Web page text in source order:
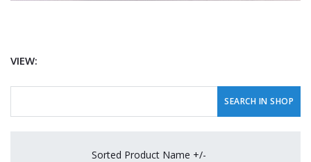
VIEW:
Sorted Product Name +/-